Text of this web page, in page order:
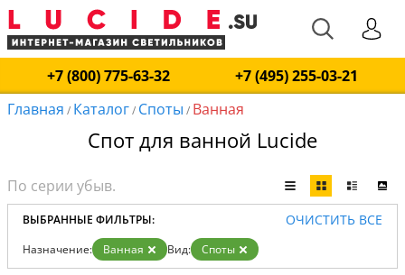
+7 (800) 775-63-32
+7 (495) 255-03-21
Главная / Каталог/ Споты / Ванная
Спот для ванной Lucide
ВЫБРАННЫЕ ФИЛЬТРЫ: ОЧИСТИТЬ ВСЕ
Назначение: Ванная Вид: Споты